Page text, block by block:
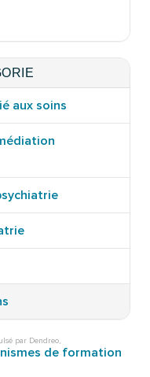
aux soins
par Dendreo,
de formation